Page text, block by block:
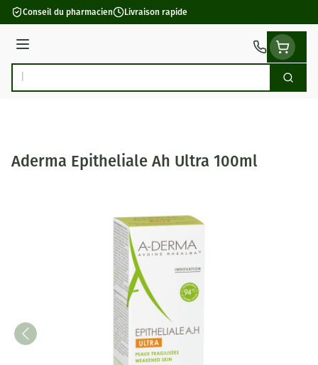
Aller au contenu
Conseil du pharmacien Livraison rapide
Menu
Rechercher
Aderma Epitheliale Ah Ultra 100ml